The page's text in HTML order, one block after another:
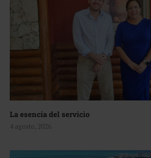
La esencia del servicio
4 agosto, 2026